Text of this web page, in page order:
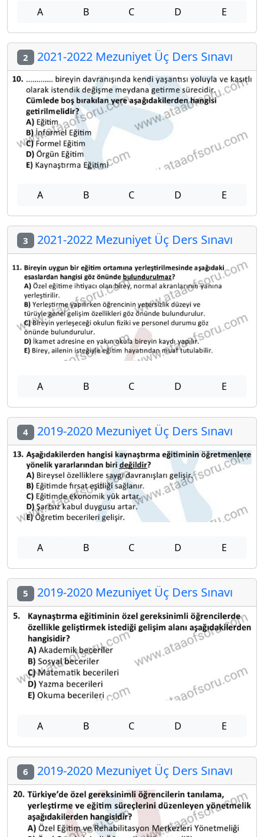
A B C D E
2 2021-2022 Mezuniyet Üç Ders Sınavı
A B C D E
3 2021-2022 Mezuniyet Üç Ders Sınavı
A B C D E
4 2019-2020 Mezuniyet Üç Ders Sınavı
A B C D E
5 2019-2020 Mezuniyet Üç Ders Sınavı
A B C D E
6 2019-2020 Mezuniyet Üç Ders Sınavı